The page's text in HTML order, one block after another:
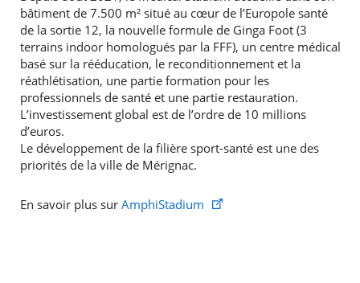
bâtiment de 7.500 m² situé au cœur de l’Europole santé
de la sortie 12, la nouvelle formule de Ginga Foot (3
terrains indoor homologués par la FFF), un centre médical
basé sur la rééducation, le reconditionnement et la
réathlétisation, une partie formation pour les
professionnels de santé et une partie restauration.
L’investissement global est de l’ordre de 10 millions
d’euros.
Le développement de la filière sport-santé est une des
priorités de la ville de Mérignac.
En savoir plus surAmphiStadium